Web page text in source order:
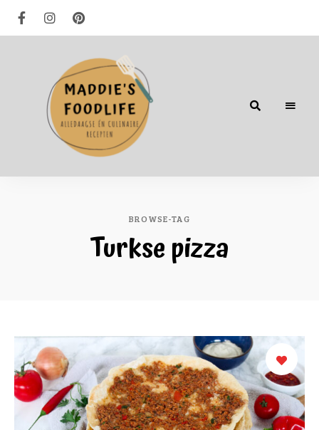
Alledaagse
BROWSE-TAG
Turkse pizza